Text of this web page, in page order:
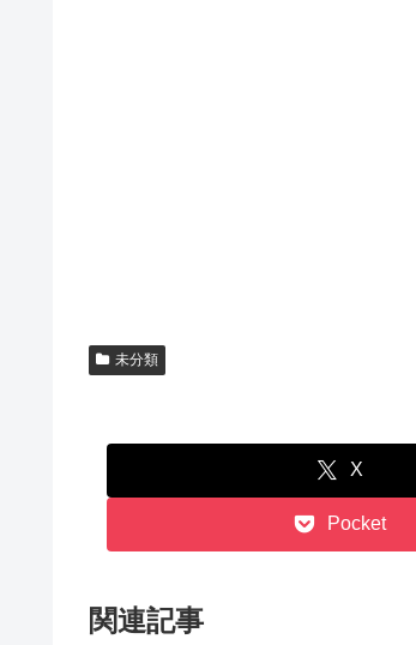
未分類
X
Pocket
関連記事